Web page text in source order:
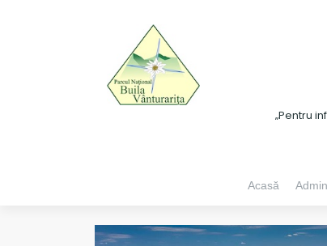
„Pentru
Acasă